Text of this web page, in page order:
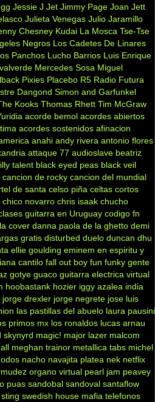
Jessie J Jet Jimmy Page Joan Jett
Julieta Venegas Julio Jaramillo
Chesney Kudai La Mosca Tse-Tse
Negros Los Cadetes De Linares
Panchos Lucho Barrios Luis Enrique
Mercedes Sosa Miguel
Pixies Placebo R5 Radio Futura
Dangond Simon and Garfunkel
Kooks Thomas Rhett Tim McGraw
acorde bemol acordes abiertos
acordes sostenidos afinacion
anahi andy rivera antonio flores
attaque 77 audioslave beatriz
talent black eyed peas black veil
cancion de rocky cancion del mundial
de santa celso piña celtas cortos
chico novarro chris isaak chucho
guitarra en Uruguay codigo fn
cover danna paola de la ghetto demi
gratis disturbed duelo duncan dhu
ellie goulding eminem en espiritu y
cantilo fall out boy fun funky gente
gotye guaco guitarra electrica virtual
hoobastank hozier iggy azalea india
jorge drexler jorge negrete jose luis
las pastillas del abuelo laura pausini
primos mx los ronaldos lucas arnau
skynyrd magic! major lazer malcom
meghan trainor metallica tabs michel
nacho navajita platea nek netflix
organo virtual pearl jam peavey
puas sandobal sandoval santaflow
sting swedish house mafia telefonos